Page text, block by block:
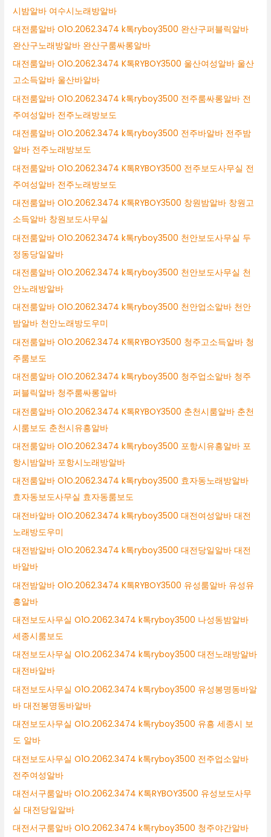
시밤알바 여수시노래방알바
대전룸알바 O1O.2062.3474 k톡ryboy3500 완산구퍼블릭알바
완산구노래방알바 완산구룸싸롱알바
대전룸알바 O1O.2062.3474 K톡RYBOY3500 울산여성알바 울산
고소득알바 울산바알바
대전룸알바 O1O.2062.3474 k톡ryboy3500 전주룸싸롱알바 전
주여성알바 전주노래방보도
대전룸알바 O1O.2062.3474 k톡ryboy3500 전주바알바 전주밤
알바 전주노래방보도
대전룸알바 O1O.2062.3474 K톡RYBOY3500 전주보도사무실 전
주여성알바 전주노래방보도
대전룸알바 O1O.2062.3474 K톡RYBOY3500 창원밤알바 창원고
소득알바 창원보도사무실
대전룸알바 O1O.2062.3474 k톡ryboy3500 천안보도사무실 두
정동당일알바
대전룸알바 O1O.2062.3474 k톡ryboy3500 천안보도사무실 천
안노래방알바
대전룸알바 O1O.2062.3474 k톡ryboy3500 천안업소알바 천안
밤알바 천안노래방도우미
대전룸알바 O1O.2062.3474 K톡RYBOY3500 청주고소득알바 청
주룸보도
대전룸알바 O1O.2062.3474 k톡ryboy3500 청주업소알바 청주
퍼블릭알바 청주룸싸롱알바
대전룸알바 O1O.2062.3474 K톡RYBOY3500 춘천시룸알바 춘천
시룸보도 춘천시유흥알바
대전룸알바 O1O.2062.3474 k톡ryboy3500 포항시유흥알바 포
항시밤알바 포항시노래방알바
대전룸알바 O1O.2062.3474 k톡ryboy3500 효자동노래방알바
효자동보도사무실 효자동룸보도
대전바알바 O1O.2062.3474 k톡ryboy3500 대전여성알바 대전
노래방도우미
대전밤알바 O1O.2062.3474 k톡ryboy3500 대전당일알바 대전
바알바
대전밤알바 O1O.2062.3474 K톡RYBOY3500 유성룸알바 유성유
흥알바
대전보도사무실 O1O.2062.3474 k톡ryboy3500 나성동밤알바
세종시룸보도
대전보도사무실 O1O.2062.3474 k톡ryboy3500 대전노래방알바
대전바알바
대전보도사무실 O1O.2062.3474 k톡ryboy3500 유성봉명동바알
바 대전봉명동바알바
대전보도사무실 O1O.2062.3474 k톡ryboy3500 유흥 세종시 보
도 알바
대전보도사무실 O1O.2062.3474 k톡ryboy3500 전주업소알바
전주여성알바
대전서구룸알바 O1O.2062.3474 K톡RYBOY3500 유성보도사무
실 대전당일알바
대전서구룸알바 O1O.2062.3474 k톡ryboy3500 청주야간알바